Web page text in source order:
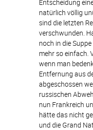
Entscheidung
natürlich völlig
sind die letzten
verschwunden.
noch in die
mehr so einfach.
wenn man
Entfernung aus
abgeschossen
russischen
nun Frankreich
hätte das nicht
und die Grand